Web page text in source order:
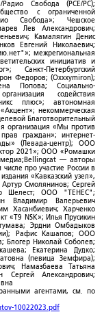
Свобода (PCE/PC);
с ограниченной
Свобода»; Чешское
Лев Александрович;
Камалягин Денис
Евгений Николаевич;
межрегиональная
инициатив и
Санкт-Петербургский
Федоров; (Oxxxymiron);
Попова; Социально-
содействия
плюс»; автономная
некоммерческая
Благотворительный
организация «Мы против
граждан»; интернет-
(Левада-центр); ООО
2021»; ООО «Ромашки
— авторы
про участие России в
«Кавказский узел»,
Смолянинов; Сергей
Шелест; ООО "ТЕНЕС";
Владимир Валерьевич
Хасанбиевич; Харченко
«T9 NSK»; Илья Прусикин
Эрдни Омбадыков
Рафис Кашапов; ООО
Блогер Николай Соболев;
Екатерина Дудко;
(певица Земфира);
Намазбаева Татьяна
Сергей Александрович;
агентами, см. по
10022023.pdf